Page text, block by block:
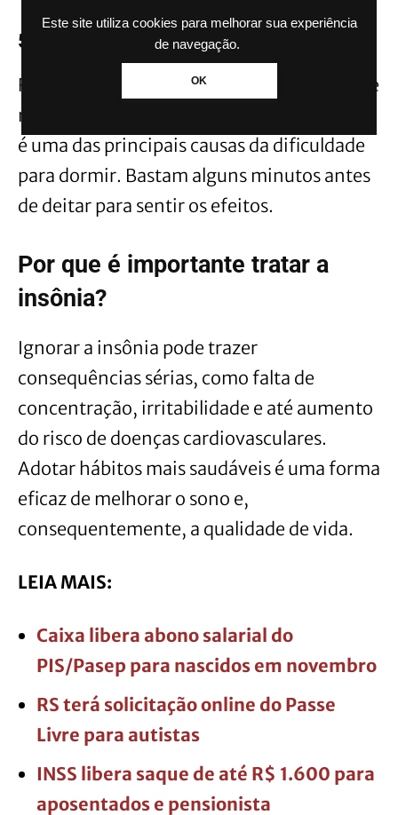
Este site utiliza cookies para melhorar sua experiência
de navegação.
OK
5. Pratique técnicas de relaxamento
Respiração profunda, alongamentos leves e
meditação podem reduzir a ansiedade, que
é uma das principais causas da dificuldade
para dormir. Bastam alguns minutos antes
de deitar para sentir os efeitos.
Por que é importante tratar a
insônia?
Ignorar a insônia pode trazer
consequências sérias, como falta de
concentração, irritabilidade e até aumento
do risco de doenças cardiovasculares.
Adotar hábitos mais saudáveis é uma forma
eficaz de melhorar o sono e,
consequentemente, a qualidade de vida.
LEIA MAIS:
Caixa libera abono salarial do
PIS/Pasep para nascidos em novembro
RS terá solicitação online do Passe
Livre para autistas
INSS libera saque de até R$ 1.600 para
aposentados e pensionista